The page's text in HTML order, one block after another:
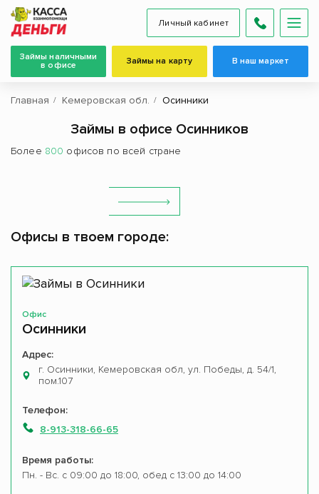
Личный кабинет
Займы наличными
в офисе
Займы на карту В наш маркет
Главная Кемеровская обл. Осинники
Займы в офисе Осинников
Более 800 офисов по всей стране
Офисы в твоем городе:
Офис
Осинники
Адрес:
г. Осинники, Кемеровская обл, ул. Победы, д. 54/1,
пом.107
Телефон:
8-913-318-66-65
Время работы:
Пн. - Вс. с 09:00 до 18:00, обед с 13:00 до 14:00